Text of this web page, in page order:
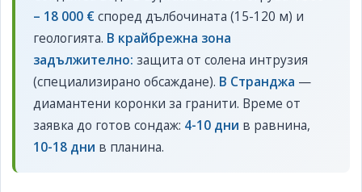
– 18 000 €според дълбочината (15-120 м) и
геологията. В крайбрежна зона
задължително: защита от солена интрузия
(специализирано обсаждане). В Странджа —
диамантени коронки за гранити. Време от
заявка до готов сондаж: 4-10 дни в равнина,
10-18 дни в планина.